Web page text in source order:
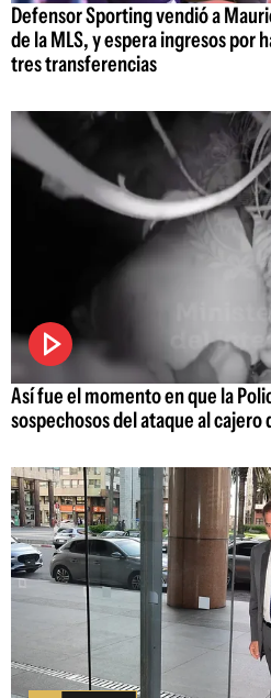
Defensor Sporting vendió a
de la MLS, y espera ingresos por
tres transferencias
Así fue el momento en que la
sospechosos del ataque al cajero